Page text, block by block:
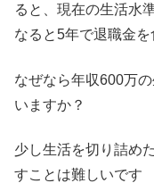
ると、現在の生活水
なると5年で退職金を
なぜなら年収600万
いますか？
少し生活を切り詰め
すことは難しいです